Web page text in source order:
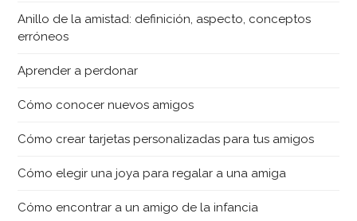
Anillo de la amistad: definición, aspecto, conceptos
erróneos
Aprender a perdonar
Cómo conocer nuevos amigos
Cómo crear tarjetas personalizadas para tus amigos
Cómo elegir una joya para regalar a una amiga
Cómo encontrar a un amigo de la infancia